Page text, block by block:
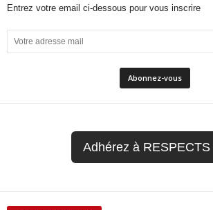
Entrez votre email ci-dessous pour vous inscrire
Adhérez à RESPECTS